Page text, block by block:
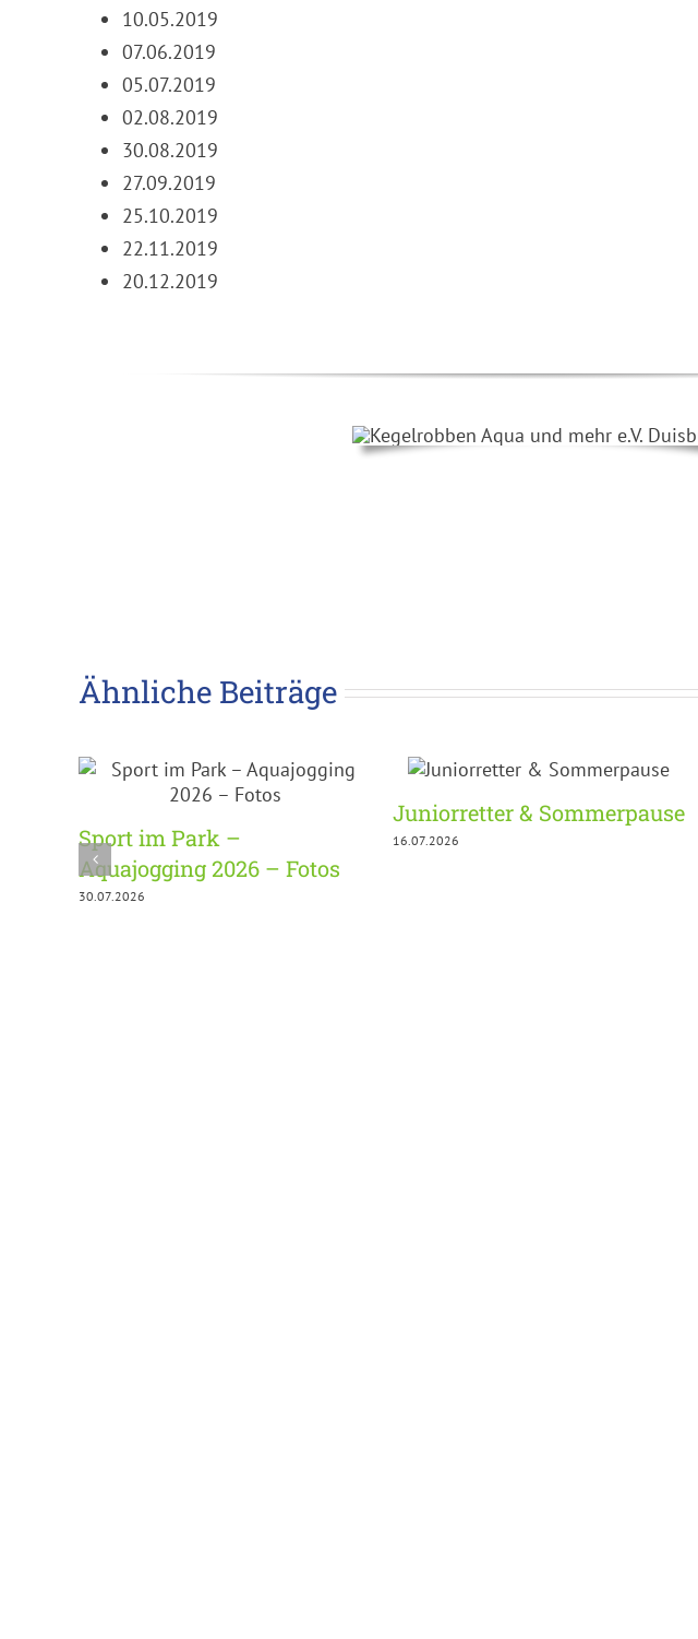
10.05.2019
07.06.2019
05.07.2019
02.08.2019
30.08.2019
27.09.2019
25.10.2019
22.11.2019
20.12.2019
Ähnliche Beiträge
Sport im Park –
Aquajogging 2026 – Fotos
30.07.2026
Juniorretter & Sommerpause
16.07.2026